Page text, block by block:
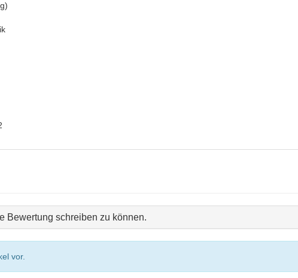
Bewertung schreiben zu können.
vor.